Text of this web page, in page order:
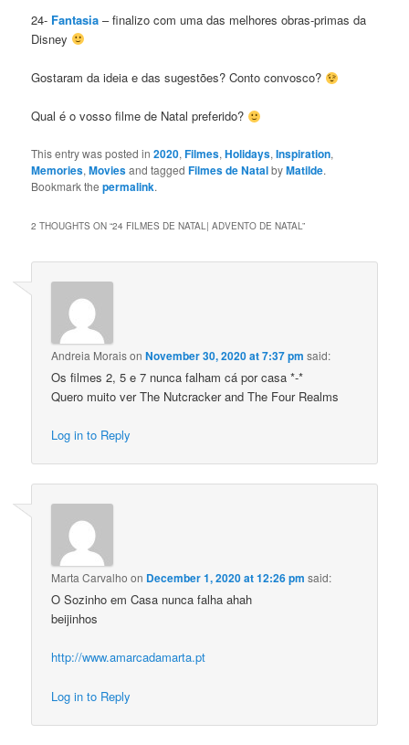
24- Fantasia– finalizo com uma das melhores obras-primas da
Disney
Gostaram da ideia e das sugestões? Conto convosco?
Qual é o vosso filme de Natal preferido?
This entry was posted in2020,Filmes,Holidays,Inspiration,
Memories,Moviesand taggedFilmes de NatalbyMatilde.
Bookmark thepermalink.
2 THOUGHTS ON “24 FILMES DE NATAL| ADVENTO DE NATAL”
Andreia MoraisonNovember 30, 2020 at 7:37 pm said:
Os filmes 2, 5 e 7 nunca falham cá por casa *-*
Quero muito ver The Nutcracker and The Four Realms
Log in to Reply
Marta Carvalho on December 1, 2020 at 12:26 pm said:
O Sozinho em Casa nunca falha ahah
beijinhos
http://www.amarcadamarta.pt
Log in to Reply